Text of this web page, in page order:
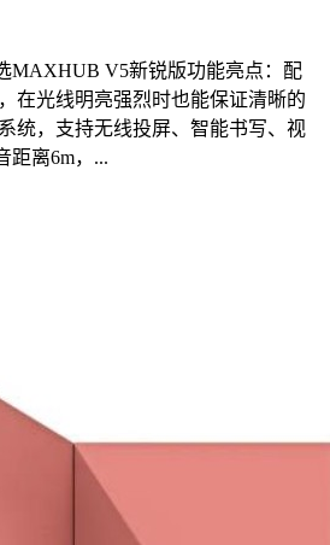
MAXHUB V5新锐版功能亮点：配
在光线明亮强烈时也能保证清晰的
统，支持无线投屏、智能书写、视
距离6m，...